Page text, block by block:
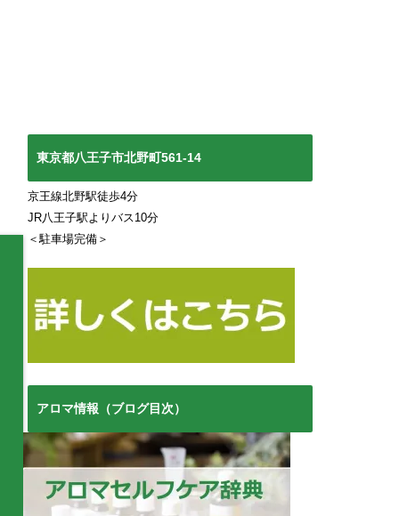
東京都八王子市北野町561-14
京王線北野駅徒歩4分
JR八王子駅よりバス10分
＜駐車場完備＞
アロマ情報（ブログ目次）